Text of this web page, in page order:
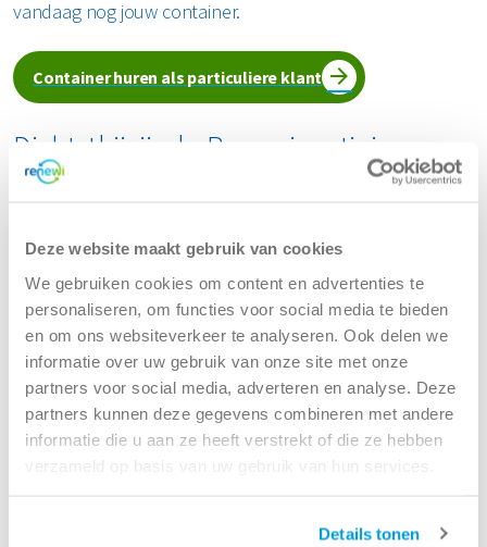
Deze website maakt gebruik van cookies
We gebruiken cookies om content en advertenties te
personaliseren, om functies voor social media te bieden
en om ons websiteverkeer te analyseren. Ook delen we
informatie over uw gebruik van onze site met onze
partners voor social media, adverteren en analyse. Deze
partners kunnen deze gegevens combineren met andere
informatie die u aan ze heeft verstrekt of die ze hebben
verzameld op basis van uw gebruik van hun services.
Details tonen
vandaag nog jouw container.
Container huren als particuliere klant
Dichtstbijzijnde Renewi vestiging
Zirkoonstraat 3
7554 TT Hengelo
Tel:088 7003050
(Bereikbaar tijdens kantooruren)
07:00 - 17:00